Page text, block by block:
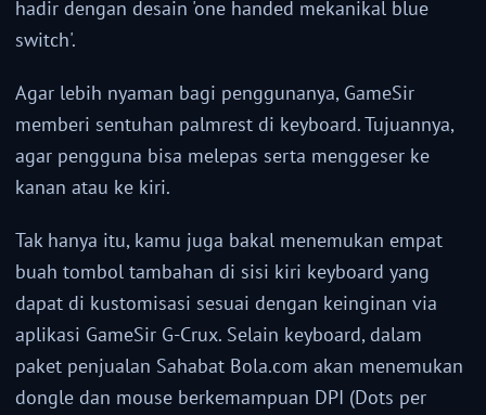
hadir dengan desain 'one handed mekanikal blue
switch'.
Agar lebih nyaman bagi penggunanya, GameSir
memberi sentuhan palmrest di keyboard. Tujuannya,
agar pengguna bisa melepas serta menggeser ke
kanan atau ke kiri.
Tak hanya itu, kamu juga bakal menemukan empat
buah tombol tambahan di sisi kiri keyboard yang
dapat di kustomisasi sesuai dengan keinginan via
aplikasi GameSir G-Crux. Selain keyboard, dalam
paket penjualan Sahabat Bola.com akan menemukan
dongle dan mouse berkemampuan DPI (Dots per